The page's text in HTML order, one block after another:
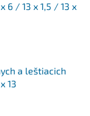
6 / 13 x 1,5 / 13 x
a leštiacich
13